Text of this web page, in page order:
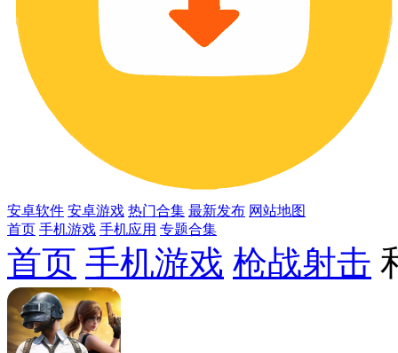
安卓软件 安卓游戏 热门合集 最新发布 网站地图
首页 手机游戏 手机应用 专题合集
首页 手机游戏 枪战射击